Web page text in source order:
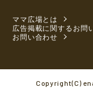
ママ広場とは
広告掲載に関するお問
お問い合わせ
Copyright(C)